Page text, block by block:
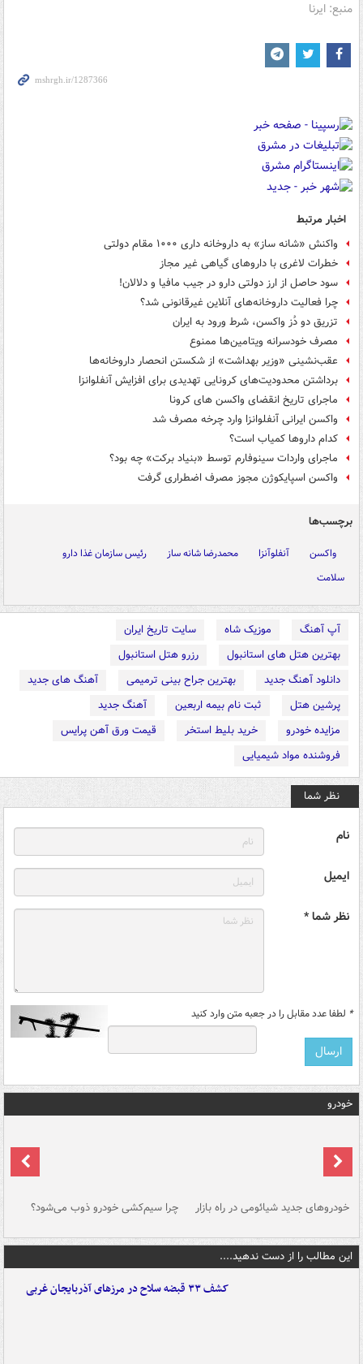
منبع: ایرنا
اخبار مرتبط
واکنش «شانه ساز» به داروخانه داری ۱۰۰۰ مقام دولتی
خطرات لاغری با داروهای گیاهی غیر مجاز
سود حاصل از ارز دولتی دارو در جیب مافیا و دلالان!
چرا فعالیت داروخانه‌های آنلاین غیرقانونی شد؟
تزریق دو دُز واکسن، شرط ورود به ایران
مصرف خودسرانه ویتامین‌ها ممنوع
عقب‌نشینی «وزیر بهداشت» از شکستن انحصار داروخانه‌ها
برداشتن محدودیت‌های کرونایی تهدیدی برای افزایش آنفلوانزا
ماجرای تاریخ انقضای واکسن های کرونا
واکسن ایرانی آنفلوانزا وارد چرخه مصرف شد
کدام داروها کمیاب است؟
ماجرای واردات سینوفارم توسط «بنیاد برکت» چه بود؟
واکسن اسپایکوژن مجوز مصرف اضطراری گرفت
برچسب‌ها
واکسن آنفلوآنزا محمدرضا شانه ساز
رئیس سازمان غذا دارو
سلامت
آپ آهنگ موزیک شاه
سایت تاریخ ایران
بهترین هتل های استانبول
رزرو هتل استانبول
دانلود آهنگ جدید
بهترین جراح بینی ترمیمی
آهنگ های جدید
پرشین هتل
ثبت نام بیمه اربعین
آهنگ جدید
مزایده خودرو
خرید بلیط استخر
قیمت ورق آهن پرایس
فروشنده مواد شیمیایی
نظر شما
نام
ایمیل
نظر شما *
* لطفا عدد مقابل را در جعبه متن وارد کنید
خودرو
خودروهای جدید شیائومی در راه بازار چرا سیم‌کشی خودرو ذوب می‌شود؟
این مطالب را از دست ندهید....
کشف ۳۳ قبضه سلاح در مرزهای آذربایجان غربی